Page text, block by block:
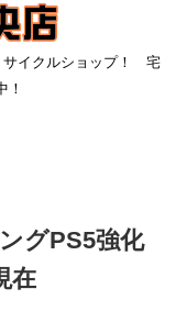
サイクルショップ！ 宅
！
グPS5強化
在